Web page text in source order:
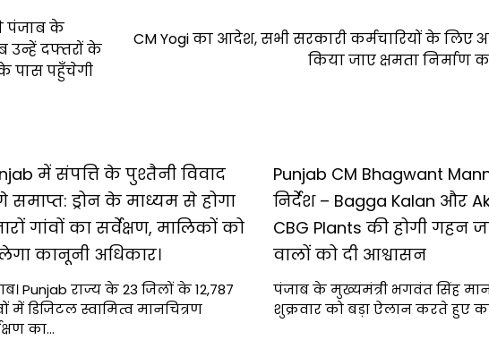
पंजाब के
उन्हें दफ्तरों के
पास पहुँचेगी
CM Yogi का आदेश, सभी सरकारी कर्मचारियों के लिए
किया जाए क्षमता निर्माण
में संपत्ति के पुश्तैनी विवाद
समाप्त: ड्रोन के माध्यम से होगा
गांवों का सर्वेक्षण, मालिकों को
कानूनी अधिकार।
Punjab राज्य के 23 जिलों के 12,787
में डिजिटल स्वामित्व मानचित्रण
का…
Punjab CM Bhagwant
निर्देश – Bagga Kalan और
CBG Plants की होगी गहन
वालों को दी आश्वासन
पंजाब के मुख्यमंत्री भगवंत सिंह
शुक्रवार को बड़ा ऐलान करते हुए